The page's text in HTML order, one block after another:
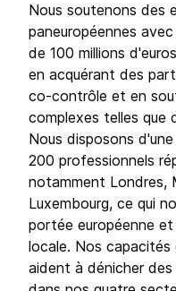
Nous soutenons des
paneuropéennes
de 100 millions
en acquérant des
co-contrôle et en
complexes telles que
Nous disposons
200 professionnels
notamment Londres,
Luxembourg, ce qui
portée européenne
locale. Nos capacités
aident à dénicher